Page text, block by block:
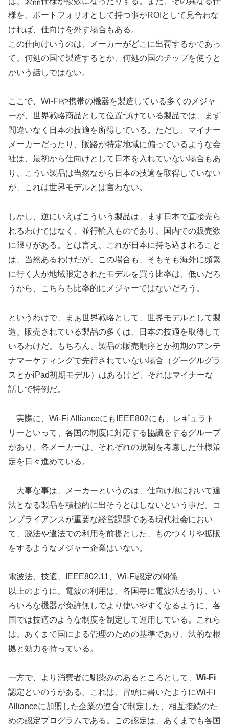
様を、ポートフォリオとして持つ事がROIとして見合わな
ければ、仕向けを外す場合もある。
この仕向けいうのは、メーカーがどこに出荷するかであっ
て、何処の国で製造するとか、何処の国のチップを使うと
かいう話しではない。
ここで、Wi-Fiや携帯の機器を製造している多くのメジャ
ーが、世界戦略商品として位置づけている製品では、まず
間違いなく日本の技適を所得している。ただし、マイナー
メーカーだったり、販路が特定地域に偏っているような会
社は、最初から仕向けとして日本を入れていない場合もあ
り、こうい製品は当然ながら日本の技適を取得していない
が、これは世界モデルとは言わない。
しかし、逆にいえばこういう製品は、まず日本で直接売ら
れるわけではなく、並行輸入ものであり、国内での販売数
に限りがある。とは言え、これが日本に持ち込まれること
は、当然あるわけだが、この場合も、そもそも海外に頻繁
に行く人が地域限定されたモデルを買う比率は、低いだろ
うから、こちらも比率的にメジャーではないだろう。
というわけで、まぁ世界戦略として、世界モデルとして製
造、販売されている製品の多くは、日本の技適を取得して
いるわけだ。もちろん、製品の販売順序とか初期のアンテ
ナマーケティングで先行されていない場合（グーグルグラ
スとかiPad初期モデル）はあるけど、それはマイナーな
話しで特例だ。
実際に、Wi-Fi AllianceにもIEEE802にも、レギュラト
リーといって、各国の制度に対応する協議をするグループ
があり、各メーカーは、それぞれの規制を考慮した仕様策
定を日々進めている。
大事な事は、メーカーというのは、仕向け地において違
法となる製品を積極的に出そうとはしないという事だ。コ
ンプライアンスが重要な経営課題である現代社会におい
て、脱法や違法での利用を前提とした、ものつくりや拡販
をするようなメジャー企業はいない。
電波法、技適、IEEE802.11、Wi-Fi認定の関係
以上のように、電波の利用は、各国毎に電波法があり、い
ろいろな機器が免許無しでより使いやすくなるように、各
国では技適のような制度を制定して運用している。これら
は、あくまで国による管理のための基準であり、法的な根
拠と効力を持っている。
一方で、より消費者に馴染みのあるところとして、 Wi-Fi
認定といのうがある。これは、冒頭に書いたようにWi-Fi
Allianceに加盟した企業の連合で制定した、相互接続のた
めの認定プログラムである。この認定は、あくまでも各国